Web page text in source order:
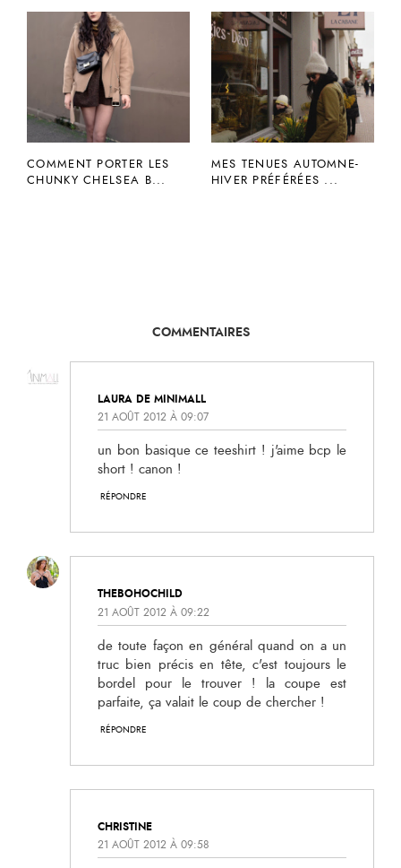
COMMENT PORTER LES
CHUNKY CHELSEA B...
MES TENUES AUTOMNE-
HIVER PRÉFÉRÉES ...
COMMENTAIRES
LAURA DE MINIMALL
21 AOÛT 2012 À 09:07
un bon basique ce teeshirt ! j'aime bcp le
short ! canon !
RÉPONDRE
THEBOHOCHILD
21 AOÛT 2012 À 09:22
de toute façon en général quand on a un
truc bien précis en tête, c'est toujours le
bordel pour le trouver ! la coupe est
parfaite, ça valait le coup de chercher !
RÉPONDRE
CHRISTINE
21 AOÛT 2012 À 09:58